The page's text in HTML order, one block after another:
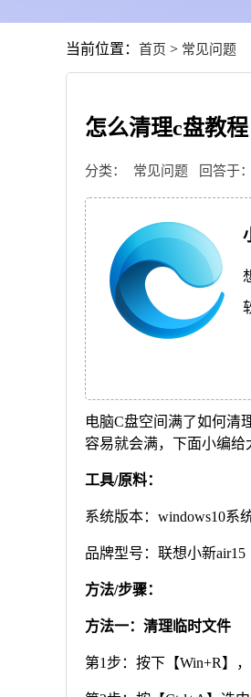
当前位置： 首页 > 常见问题
怎么清理c盘教程
分类： 常见问题 回答于
电脑C盘空间满了如何清
容易就会满，下面小编给
工具/原料：
系统版本：windows10系
品牌型号：联想小新air15
方法/步骤：
方法一：清理临时文件
第1步：按下【Win+R】